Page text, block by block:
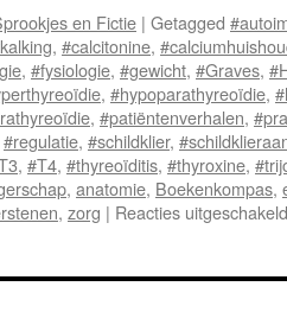
en Fictie | Getagged
, #calcitonine,
, #fysiologie, #gewicht, #Graves,
, #hypoparathyreoïdie,
, #patiëntenverhalen,
#regulatie, #schildklier,
, #T4, #thyreoïditis, #thyroxine,
, anatomie, Boekenkompas,
, zorg | Reacties uitgeschakeld